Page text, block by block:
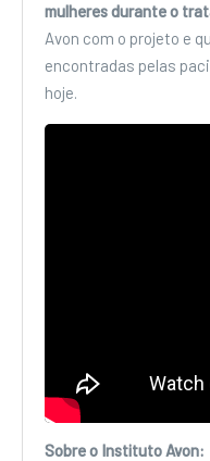
mulheres durante o
Avon com o projeto e
encontradas pelas
hoje.
Sobre o Instituto Avon: